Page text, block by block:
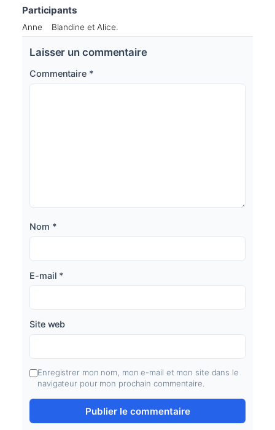
Participants
Anne Blandine et Alice.
Laisser un commentaire
Commentaire *
Nom *
E-mail *
Site web
Enregistrer mon nom, mon e-mail et mon site dans le
navigateur pour mon prochain commentaire.